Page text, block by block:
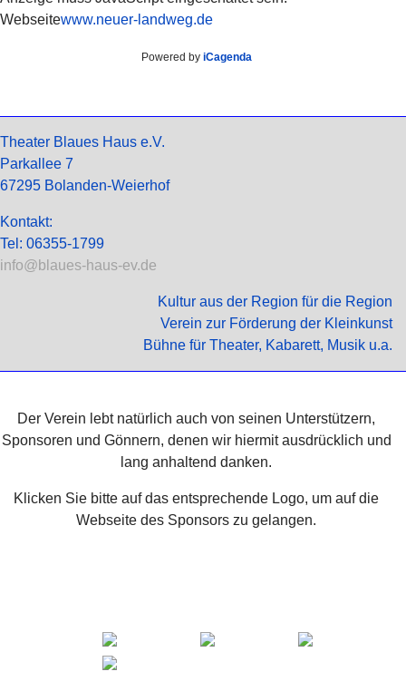
Webseitewww.neuer-landweg.de
Powered by iCagenda
Theater Blaues Haus e.V.
Parkallee 7
67295 Bolanden-Weierhof
Kontakt:
Tel: 06355-1799
info@blaues-haus-ev.de
Kultur aus der Region für die Region
Verein zur Förderung der Kleinkunst
Bühne für Theater, Kabarett, Musik u.a.
Der Verein lebt natürlich auch von seinen Unterstützern,
Sponsoren und Gönnern, denen wir hiermit ausdrücklich und
lang anhaltend danken.
Klicken Sie bitte auf das entsprechende Logo, um auf die
Webseite des Sponsors zu gelangen.